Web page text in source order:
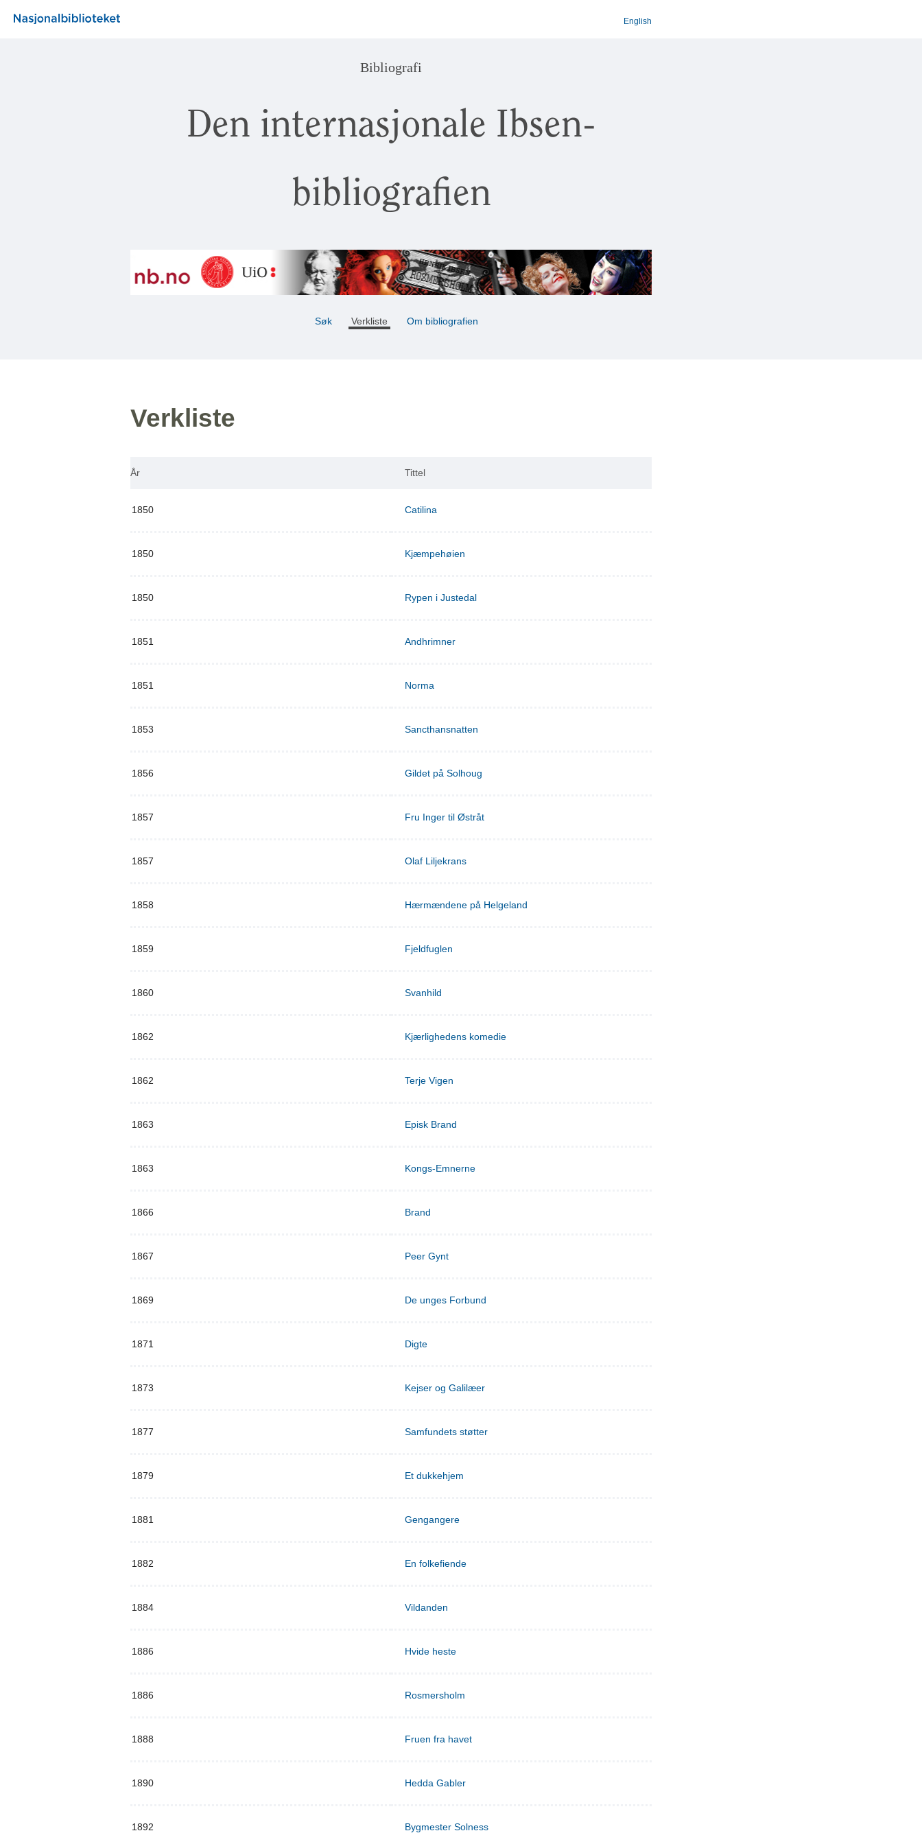
English
Bibliografi
Den internasjonale Ibsen-
bibliografien
Søk Verkliste Om bibliografien
Verkliste
År Tittel
1850 Catilina
1850 Kjæmpehøien
1850 Rypen i Justedal
1851 Andhrimner
1851 Norma
1853 Sancthansnatten
1856 Gildet på Solhoug
1857 Fru Inger til Østråt
1857 Olaf Liljekrans
1858 Hærmændene på Helgeland
1859 Fjeldfuglen
1860 Svanhild
1862 Kjærlighedens komedie
1862 Terje Vigen
1863 Episk Brand
1863 Kongs-Emnerne
1866 Brand
1867 Peer Gynt
1869 De unges Forbund
1871 Digte
1873 Kejser og Galilæer
1877 Samfundets støtter
1879 Et dukkehjem
1881 Gengangere
1882 En folkefiende
1884 Vildanden
1886 Hvide heste
1886 Rosmersholm
1888 Fruen fra havet
1890 Hedda Gabler
1892 Bygmester Solness